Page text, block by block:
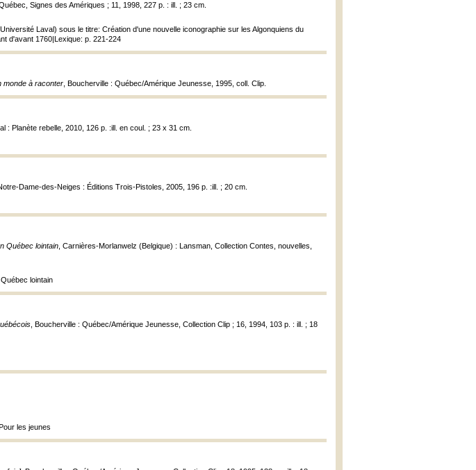
Signes des Amériques ; 11, 1998, 227 p. : ill. ; 23 cm.
Laval) sous le titre: Création d'une nouvelle iconographie sur les Algonquiens du
d'avant 1760|Lexique: p. 221-224
monde à raconter , Boucherville : Québec/Amérique Jeunesse, 1995, coll. Clip.
: Planète rebelle, 2010, 126 p. :ill. en coul. ; 23 x 31 cm.
Notre-Dame-des-Neiges : Éditions Trois-Pistoles, 2005, 196 p. :ill. ; 20 cm.
Québec lointain , Carnières-Morlanwelz (Belgique) : Lansman, Collection Contes, nouvelles,
lointain
, Boucherville : Québec/Amérique Jeunesse, Collection Clip ; 16, 1994, 103 p. : ill. ; 18
les jeunes